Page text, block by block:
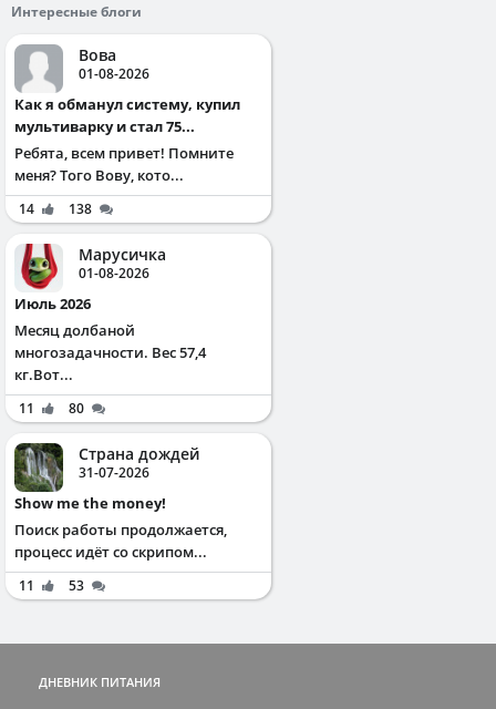
Интересные блоги
Вова
01-08-2026
Как я обманул систему, купил
мультиварку и стал 75...
Ребята, всем привет! Помните
меня? Того Вову, кото...
14 138
Марусичка
01-08-2026
Июль 2026
Месяц долбаной
многозадачности. Вес 57,4
кг.Вот...
11 80
Страна дождей
31-07-2026
Show me the money!
Поиск работы продолжается,
процесс идёт со скрипом...
11 53
ДНЕВНИК ПИТАНИЯ